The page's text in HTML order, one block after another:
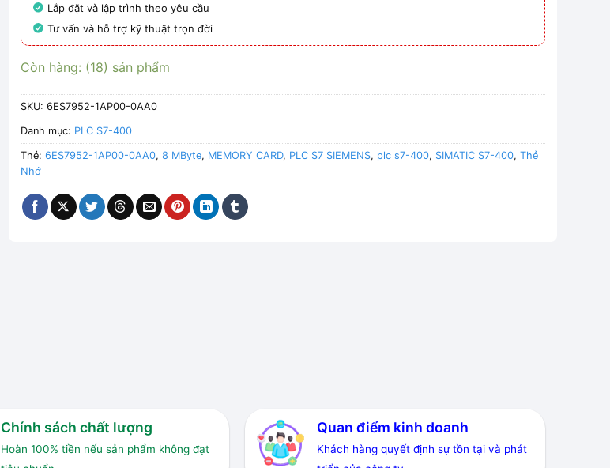
Lắp đặt và lập trình theo yêu cầu
Tư vấn và hỗ trợ kỹ thuật trọn đời
Còn hàng: (18) sản phẩm
SKU:6ES7952-1AP00-0AA0
Danh mục: PLC S7-400
Thẻ:6ES7952-1AP00-0AA0,8 MByte, MEMORY CARD, PLC S7 SIEMENS, plc s7-400, SIMATIC S7-400,Thẻ
Nhớ
Chính sách chất lượng
Hoàn 100% tiền nếu sản phẩm không đạt
Quan điểm kinh doanh
Khách hàng quyết định sự tồn tại và phát